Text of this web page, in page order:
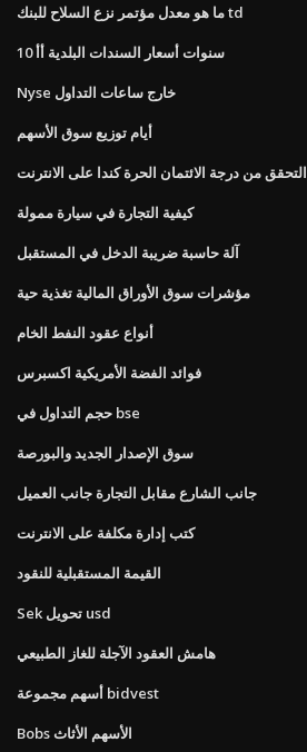
ما هو معدل مؤتمر نزع السلاح للبنك td
10 سنوات أسعار السندات البلدية أأ
Nyse خارج ساعات التداول
أيام توزيع سوق الأسهم
التحقق من درجة الائتمان الحرة كندا على الانترنت
كيفية التجارة في سيارة ممولة
آلة حاسبة ضريبة الدخل في المستقبل
مؤشرات سوق الأوراق المالية تغذية حية
أنواع عقود النفط الخام
فوائد الفضة الأمريكية اكسبرس
حجم التداول في bse
سوق الإصدار الجديد والبورصة
جانب الشارع مقابل التجارة جانب العميل
كتب إدارة مكلفة على الانترنت
القيمة المستقبلية للنقود
Sek تحويل usd
هامش العقود الآجلة للغاز الطبيعي
أسهم مجموعة bidvest
Bobs الأسهم الأثاث